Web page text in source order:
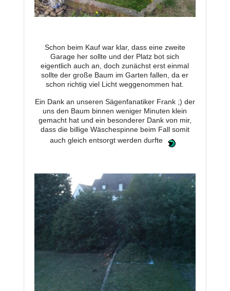
Schon beim Kauf war klar, dass eine zweite
Garage her sollte und der Platz bot sich
eigentlich auch an, doch zunächst erst einmal
sollte der große Baum im Garten fallen, da er
schon richtig viel Licht weggenommen hat.
Ein Dank an unseren Sägenfanatiker Frank ;) der
uns den Baum binnen weniger Minuten klein
gemacht hat und ein besonderer Dank von mir,
dass die billige Wäschespinne beim Fall somit
auch gleich entsorgt werden durfte